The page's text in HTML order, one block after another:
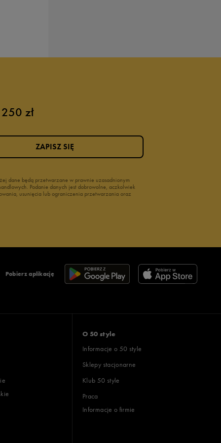
zł
dane będą przetwarzane w prawnie uzasadnionym
Podanie danych jest dobrowolne, aczkolwiek
usunięcia lub ograniczenia przetwarzania oraz
ZAPISZ SIĘ
Pobierz aplikację
O 50 style
Informacje o 50 style
Sklepy stacjonarne
Klub 50 style
Praca
Informacje o firmie